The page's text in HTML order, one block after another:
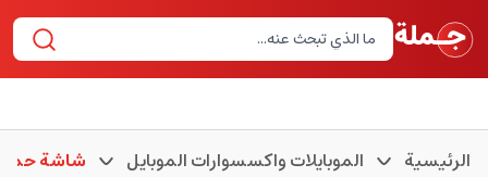
الرئيسية الموبايلات واكسسوارات الموبايل شاشة